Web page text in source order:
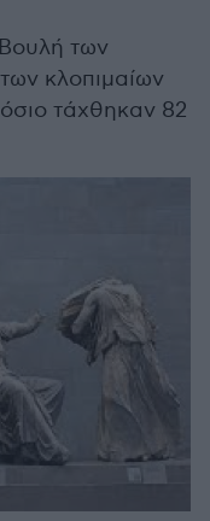
των
κλοπιμαίων
τάχθηκαν 82